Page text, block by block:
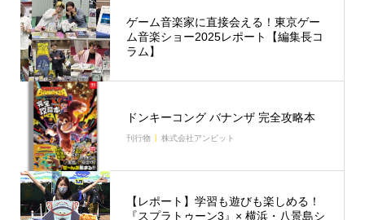
ゲーム音楽家に直接会える！東京ゲー
ム音楽ショー2025レポート【編集長コ
ラム】
ドンキーコング バナンザ 完全攻略本
刊行物 株式会社アンビット
【レポート】学習も遊びも楽しめる！
『スプラトゥーン3』× 横浜・八景島シ